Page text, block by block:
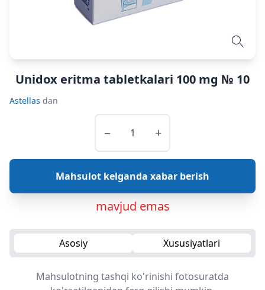
Unidox eritma tabletkalari 100 mg № 10
Astellas dan
− +
Mahsulot kelganda xabar berish
mavjud emas
Asosiy Xususiyatlari
Mahsulotning tashqi ko'rinishi fotosuratda